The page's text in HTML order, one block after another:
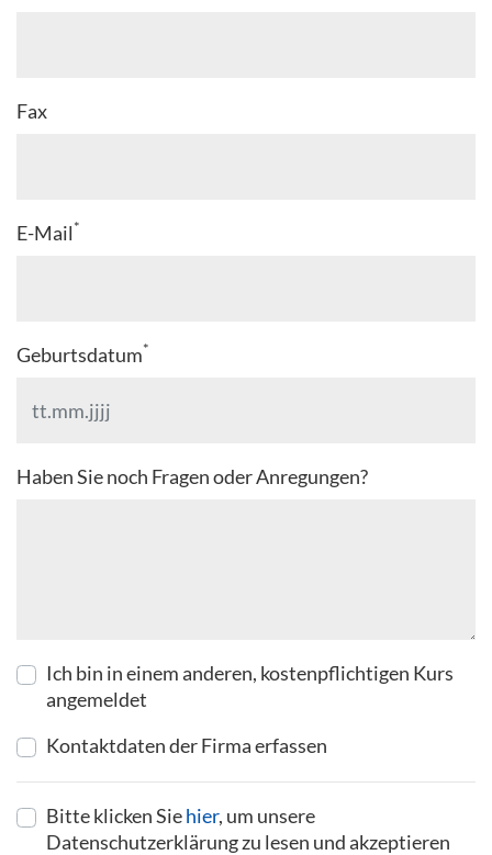
Fax
E-Mail*
Geburtsdatum*
Haben Sie noch Fragen oder Anregungen?
Ich bin in einem anderen, kostenpflichtigen Kurs
angemeldet
Kontaktdaten der Firma erfassen
Bitte klicken Siehier, um unsere
Datenschutzerklärung zu lesen und akzeptieren